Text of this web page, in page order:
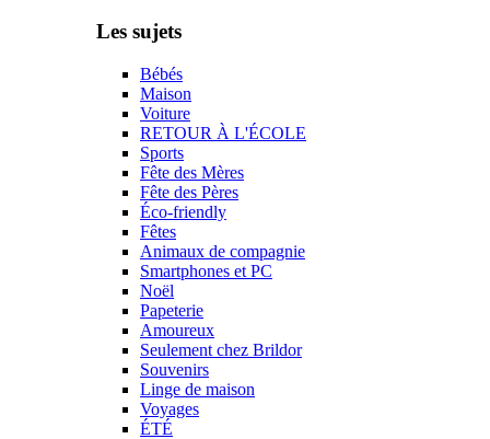
Les sujets
Bébés
Maison
Voiture
RETOUR À L'ÉCOLE
Sports
Fête des Mères
Fête des Pères
Éco-friendly
Fêtes
Animaux de compagnie
Smartphones et PC
Noël
Papeterie
Amoureux
Seulement chez Brildor
Souvenirs
Linge de maison
Voyages
ÉTÉ